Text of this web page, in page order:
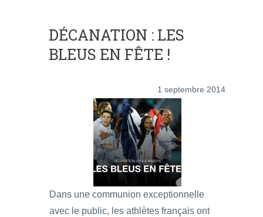
DÉCANATION : LES
BLEUS EN FÊTE !
1 septembre 2014
Dans une communion exceptionnelle
avec le public, les athlètes français ont